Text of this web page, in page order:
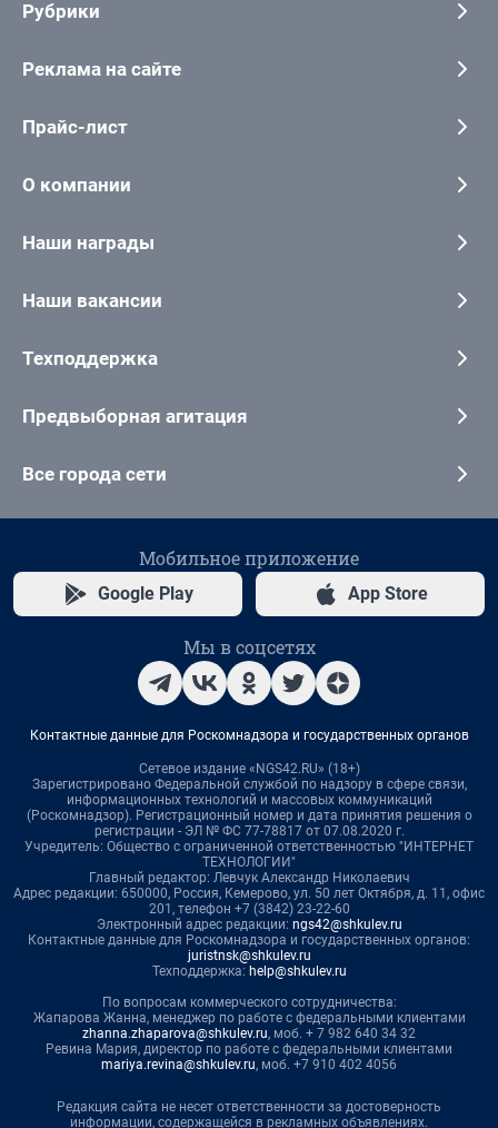
Рубрики
Реклама на сайте
Прайс-лист
О компании
Наши награды
Наши вакансии
Техподдержка
Предвыборная агитация
Все города сети
Мобильное приложение
Google Play App Store
Мы в соцсетях
Контактные данные для Роскомнадзора и государственных органов
Сетевое издание «NGS42.RU» (18+)
Зарегистрировано Федеральной службой по надзору в сфере связи,
информационных технологий и массовых коммуникаций
(Роскомнадзор). Регистрационный номер и дата принятия решения о
регистрации - ЭЛ № ФС 77-78817 от 07.08.2020 г.
Учредитель: Общество с ограниченной ответственностью "ИНТЕРНЕТ
ТЕХНОЛОГИИ"
Главный редактор: Левчук Александр Николаевич
Адрес редакции: 650000, Россия, Кемерово, ул. 50 лет Октября, д. 11, офис
201, телефон +7 (3842) 23-22-60
Электронный адрес редакции: ngs42@shkulev.ru
Контактные данные для Роскомнадзора и государственных органов:
juristnsk@shkulev.ru
Техподдержка: help@shkulev.ru
По вопросам коммерческого сотрудничества:
Жапарова Жанна, менеджер по работе с федеральными клиентами
zhanna.zhaparova@shkulev.ru, моб. + 7 982 640 34 32
Ревина Мария, директор по работе с федеральными клиентами
mariya.revina@shkulev.ru, моб. +7 910 402 4056
Редакция сайта не несет ответственности за достоверность
информации, содержащейся в рекламных объявлениях.